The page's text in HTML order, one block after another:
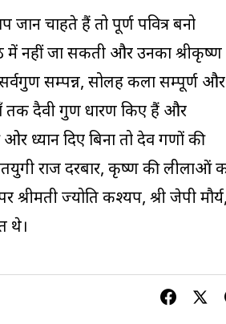
चाहते हैं तो पूर्ण पवित्र बनो
में नहीं जा सकती और उनका श्रीकृष्ण
सम्पन्न, सोलह कला सम्पूर्ण और
तक दैवी गुण धारण किए हैं और
ध्यान दिए बिना तो देव गणों की
राज दरबार, कृष्ण की लीलाओं
ज्योति कश्यप, श्री जेपी
थे।